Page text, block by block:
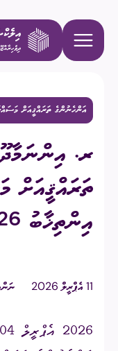
އަންހެނުންގެ ތަރައްޤީއަށް
ރ.
ތަރައްޤީއަށް
އިންތިޚާބު 2026ގެ ރަސްމީ ނަތީޖާ
11 އެޕްރީލް 2026